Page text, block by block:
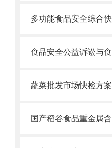
蔬菜批发市场快检方案